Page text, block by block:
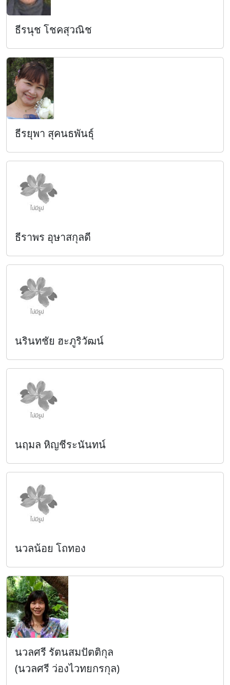
ธีรนุช โชคสุวณิช
ธีรยุพา สุคนธพันธุ์
ธีราพร อุษาสกุลดี
นรินทชัย ฮะภูริวัฒน์
นฤมล หิญชีระนันทน์
นวลน้อย โถทอง
นวลศรี รัตนสมปัตติกุล
(นวลศรี ว่องไวทยกรกุล)